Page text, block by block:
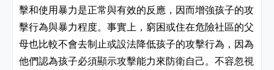
擊和使用暴力是正常與有效的反應，因而增強孩子的攻
擊行為與暴力程度。事實上，窮困或住在危險社區的父
母也比較不會去制止或設法降低孩子的攻擊行為，因為
他們認為孩子必須顯示攻擊能力來防衛自己。不容忽視